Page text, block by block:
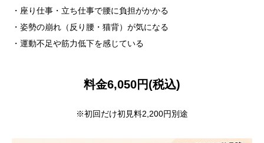
・座り仕事・立ち仕事で腰に負担がかかる
・姿勢の崩れ（反り腰・猫背）が気になる
・運動不足や筋力低下を感じている
料金6,050円(税込)
※初回だけ初見料2,200円別途